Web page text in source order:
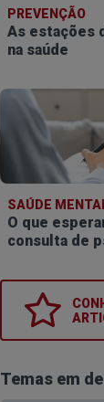
PREVENÇÃO
As estações
na saúde
SAÚDE
O que
consulta de
Temas em